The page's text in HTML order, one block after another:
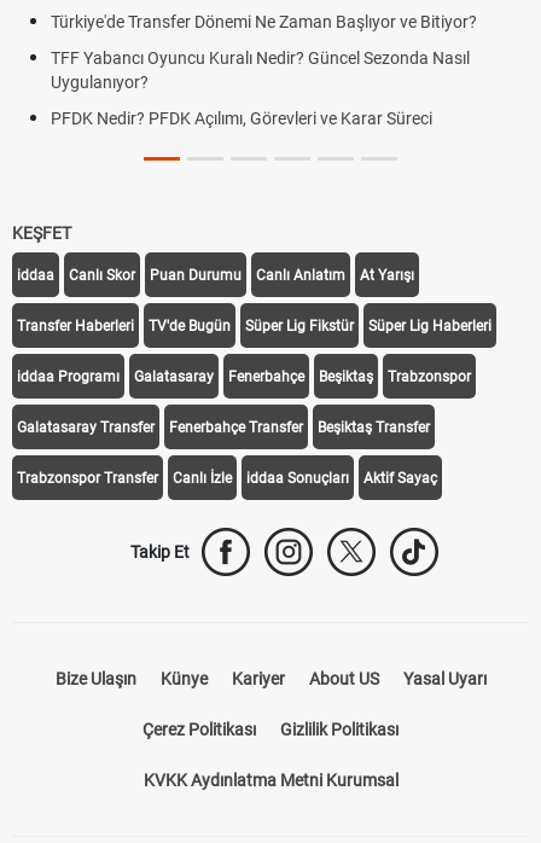
Transfer Dönemi Ne Zaman Başlıyor ve Bitiyor?
Oyuncu Kuralı Nedir? Güncel Sezonda Nasıl
Nedir? PFDK Açılımı, Görevleri ve Karar Süreci
KEŞFET
iddaa Canlı Skor Puan Durumu Canlı Anlatım At Yarışı
Transfer Haberleri TV'de Bugün Süper Lig Fikstür Süper Lig Haberleri
iddaa Programı Galatasaray Fenerbahçe Beşiktaş Trabzonspor
Galatasaray Transfer Fenerbahçe Transfer Beşiktaş Transfer
Trabzonspor Transfer Canlı İzle iddaa Sonuçları Aktif Sayaç